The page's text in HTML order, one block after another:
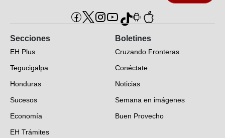
Secciones
EH Plus
Tegucigalpa
Honduras
Sucesos
Economía
EH Trámites
Boletines
Cruzando Fronteras
Conéctate
Noticias
Semana en imágenes
Buen Provecho